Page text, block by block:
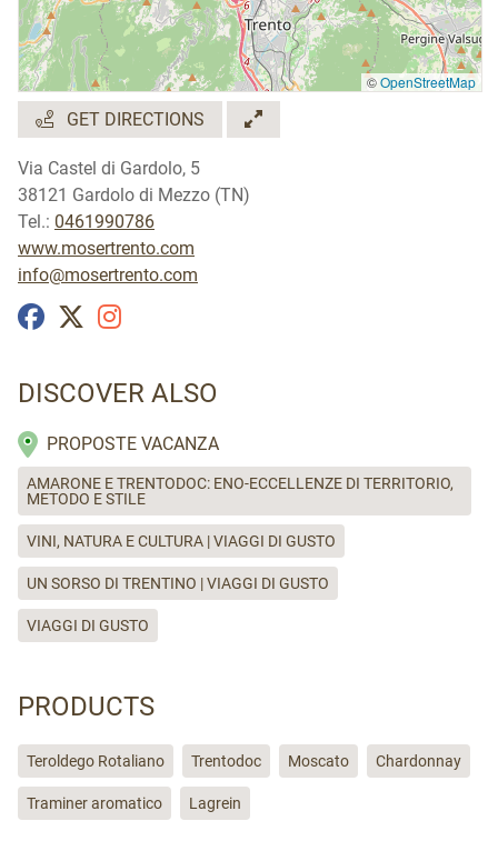
©OpenStreetMap
GET DIRECTIONS
Via Castel di Gardolo, 5
38121 Gardolo di Mezzo (TN)
Tel.: 0461990786
www.mosertrento.com
info@mosertrento.com
DISCOVER ALSO
PROPOSTE VACANZA
AMARONE E TRENTODOC: ENO-ECCELLENZE DI TERRITORIO,
METODO E STILE
VINI, NATURA E CULTURA | VIAGGI DI GUSTO
UN SORSO DI TRENTINO | VIAGGI DI GUSTO
VIAGGI DI GUSTO
PRODUCTS
Teroldego Rotaliano Trentodoc Moscato Chardonnay
Traminer aromatico Lagrein